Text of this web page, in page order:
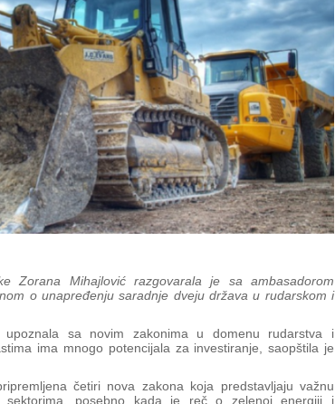
Zorana Mihajlović razgovarala je sa ambasadorom
o unapređenju saradnje dveju država u rudarskom i
upoznala sa novim zakonima u domenu rudarstva i
ima mnogo potencijala za investiranje, saopštila je
četiri nova zakona koja predstavljaju važnu
posebno kada je reč o zelenoj energiji i